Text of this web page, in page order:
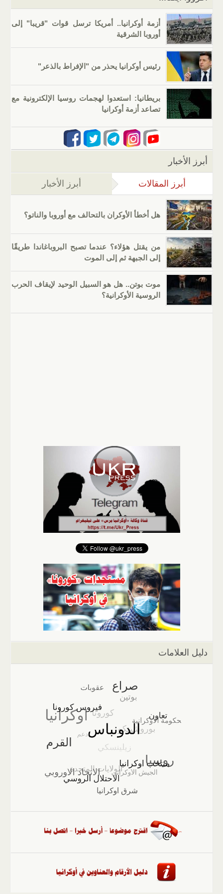
أزمة أوكرانيا.. أمريكا ترسل قوات "قريبا" إلى
أوروبا الشرقية
رئيس أوكرانيا يحذر من "الإفراط بالذعر"
بريطانيا: استعدوا لهجمات روسيا الإلكترونية مع
تصاعد أزمة أوكرانيا
أبرز الأخبار
أبرز المقالات (علامة التبويب النشطة)
أبرز الأخبار
هل أخطأ الأوكران بالتحالف مع أوروبا والناتو؟
من يقتل هؤلاء؟ عندما تصبح البروباغاندا طريقًا
إلى الجبهة ثم إلى الموت
موت بوتن.. هل هو السبيل الوحيد لإيقاف الحرب
الروسية الأوكرانية؟
دليل العلامات